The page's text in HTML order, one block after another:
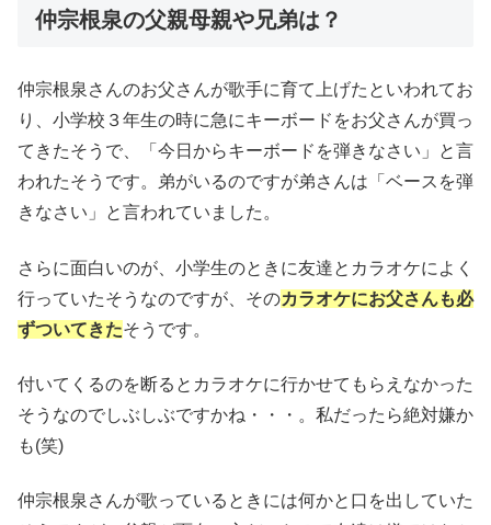
仲宗根泉の父親母親や兄弟は？
仲宗根泉さんのお父さんが歌手に育て上げたといわれてお
り、小学校３年生の時に急にキーボードをお父さんが買っ
てきたそうで、「今日からキーボードを弾きなさい」と言
われたそうです。弟がいるのですが弟さんは「ベースを弾
きなさい」と言われていました。
さらに面白いのが、小学生のときに友達とカラオケによく
行っていたそうなのですが、そのカラオケにお父さんも必
ずついてきたそうです。
付いてくるのを断るとカラオケに行かせてもらえなかった
そうなのでしぶしぶですかね・・・。私だったら絶対嫌か
も(笑)
仲宗根泉さんが歌っているときには何かと口を出していた